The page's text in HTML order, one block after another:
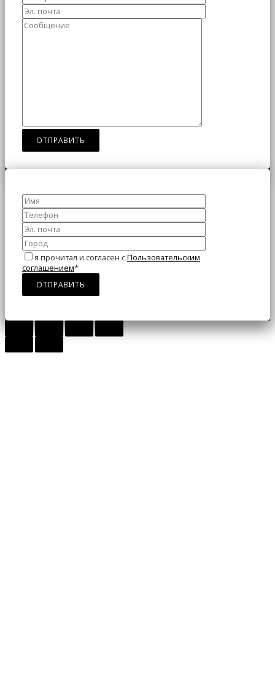
я прочитал и согласен сПользовательским
соглашением*